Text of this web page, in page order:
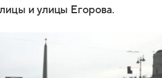
и улицы Егорова.